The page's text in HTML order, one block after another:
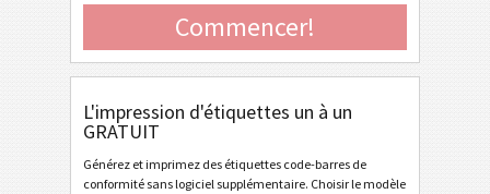
Galia ETI.9 - Single / Master
Galia ETI.9 - Master Multiple
Galia ETI.9 - Master Mixed
Galia ETI.9 - License Plate - Master Multiple
Commencer!
L'impression d'étiquettes un à un
GRATUIT
Générez et imprimez des étiquettes code-barres de
conformité sans logiciel supplémentaire. Choisir le modèle